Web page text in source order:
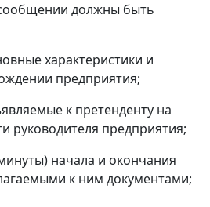
должны быть
характеристики и
предприятия;
к претенденту на
руководителя предприятия;
начала и окончания
к ним документами;